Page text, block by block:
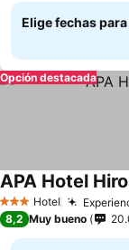
Elige fechas
Opción destacada
3 Estrellas
Hotel
APA Hotel
8,2 Muy bueno